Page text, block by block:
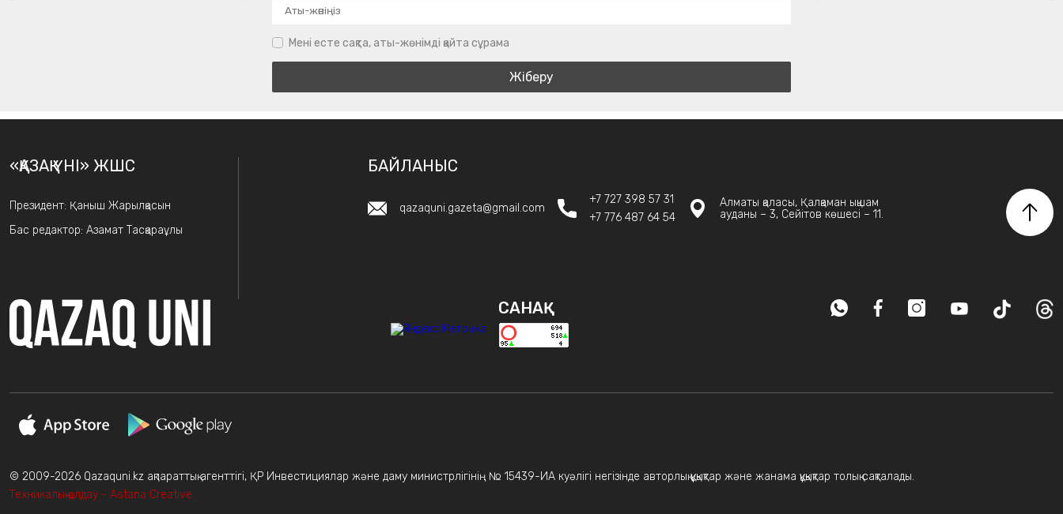
Мені есте сақта, аты-жөнімді қайта сұрама
«ҚАЗАҚ ҮНІ» ЖШС
Президент: Қаныш Жарылқасын
Бас редактор: Азамат Тасқараұлы
БАЙЛАНЫС
qazaquni.gazeta@gmail.com
+7 727 398 57 31
+7 776 487 64 54
Алматы қаласы, Қалқаман ықшам
ауданы – 3, Сейітов көшесі – 11.
САНАҚ
© 2009-2026 Qazaquni.kz ақпараттық агенттігі, ҚР Инвестициялар және даму министрлігінің № 15439-ИА куәлігі негізінде авторлық құқықтар және жанама құқықтар толық сақталады.
Техникалық қолдау - Astana Creative